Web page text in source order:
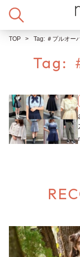
TOP Tag: ＃プルオー
Tag: